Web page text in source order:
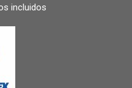
incluidos